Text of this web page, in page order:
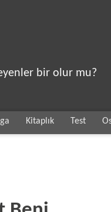
bir olur mu?
Kitaplık Test